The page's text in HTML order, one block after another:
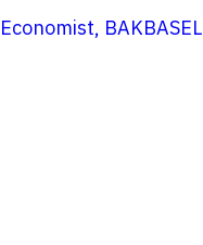
Economist, BAKBASEL